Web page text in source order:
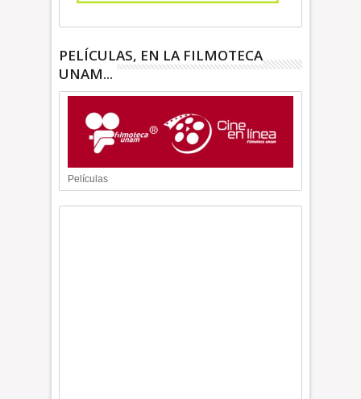
PELÍCULAS, EN LA FILMOTECA
UNAM...
Películas